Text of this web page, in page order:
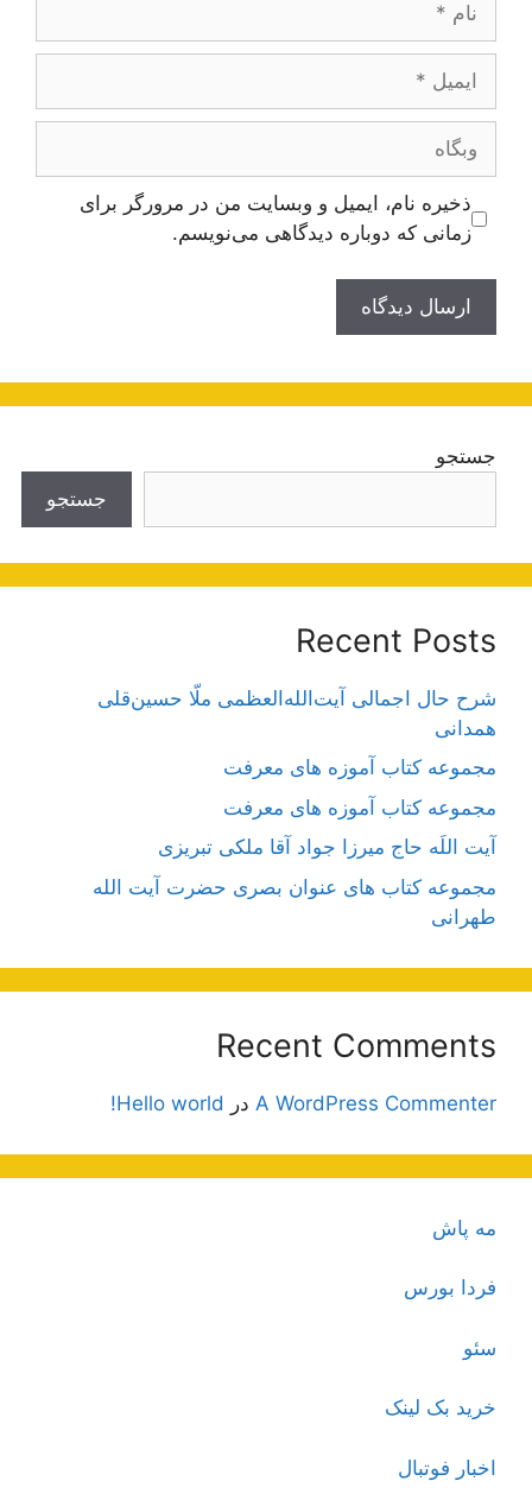
ایمیل
وبگاه
ذخیره نام، ایمیل و وبسایت من در مرورگر برای
زمانی که دوباره دیدگاهی می‌نویسم.
جستجو
جستجو
Recent Posts
شرح حال اجمالی آیت‌الله‌العظمی ملّا حسین‌قلی
همدانی
مجموعه کتاب آموزه های معرفت
مجموعه کتاب آموزه های معرفت
آیت اللَه حاج میرزا جواد آقا ملکی تبریزی
مجموعه کتاب های عنوان بصری حضرت آیت الله
طهرانی
Recent Comments
A WordPress Commenter در Hello world!
مه پاش
فردا بورس
سئو
خرید بک لینک
اخبار فوتبال